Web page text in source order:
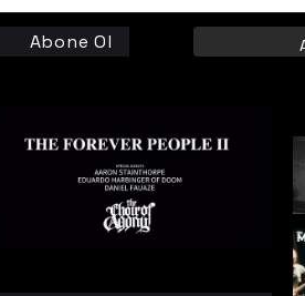
Abone Ol